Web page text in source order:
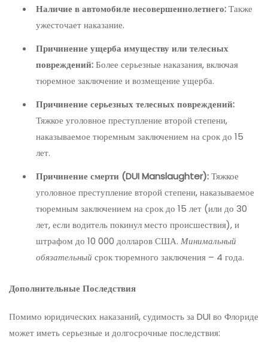
Наличие в автомобиле несовершеннолетнего:Также
ужесточает наказание.
Причинение ущерба имуществу или телесных
повреждений:Более серьезные наказания, включая
тюремное заключение и возмещение ущерба.
Причинение серьезных телесных повреждений:
Тяжкое уголовное преступление второй степени,
наказываемое тюремным заключением на срок до 15
лет.
Причинение смерти (DUI Manslaughter):Тяжкое
уголовное преступление второй степени, наказываемое
тюремным заключением на срок до 15 лет (или до 30
лет, если водитель покинул место происшествия), и
штрафом до 10 000 долларов США. Минимальный
обязательный срок тюремного заключения – 4 года.
Дополнительные Последствия
Помимо юридических наказаний, судимость за DUI во Флориде
может иметь серьезные и долгосрочные последствия: